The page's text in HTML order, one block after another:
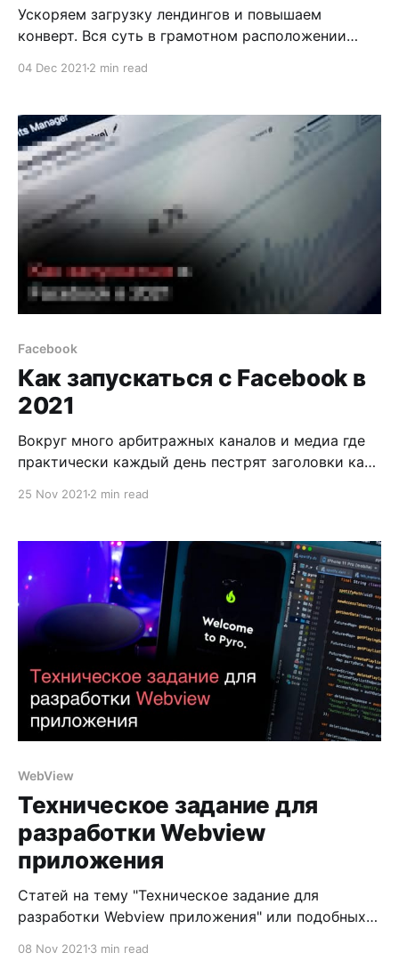
Ускоряем загрузку лендингов и повышаем
конверт. Вся суть в грамотном расположении
конверт. Окей, знать дело одно, а применить
применить на практике совершенно другое. У
большинства арбитражных команд только один
04 Dec 2021 2 min read
Facebook
Как запускаться с Facebook в
2021
Вокруг много арбитражных каналов и медиа где
практически каждый день пестрят заголовки как
внимания к медиа. Не люблю писать статьи на
подобные темы, так как завтра ФБ поменяет
алгоритмы и подход
25 Nov 2021 2 min read
WebView
Техническое задание для
разработки Webview
приложения
Статей на тему "Техническое задание для
разработки Webview приложения" или подобных
тема довольно горячая. А год-два назад была
08 Nov 2021 3 min read